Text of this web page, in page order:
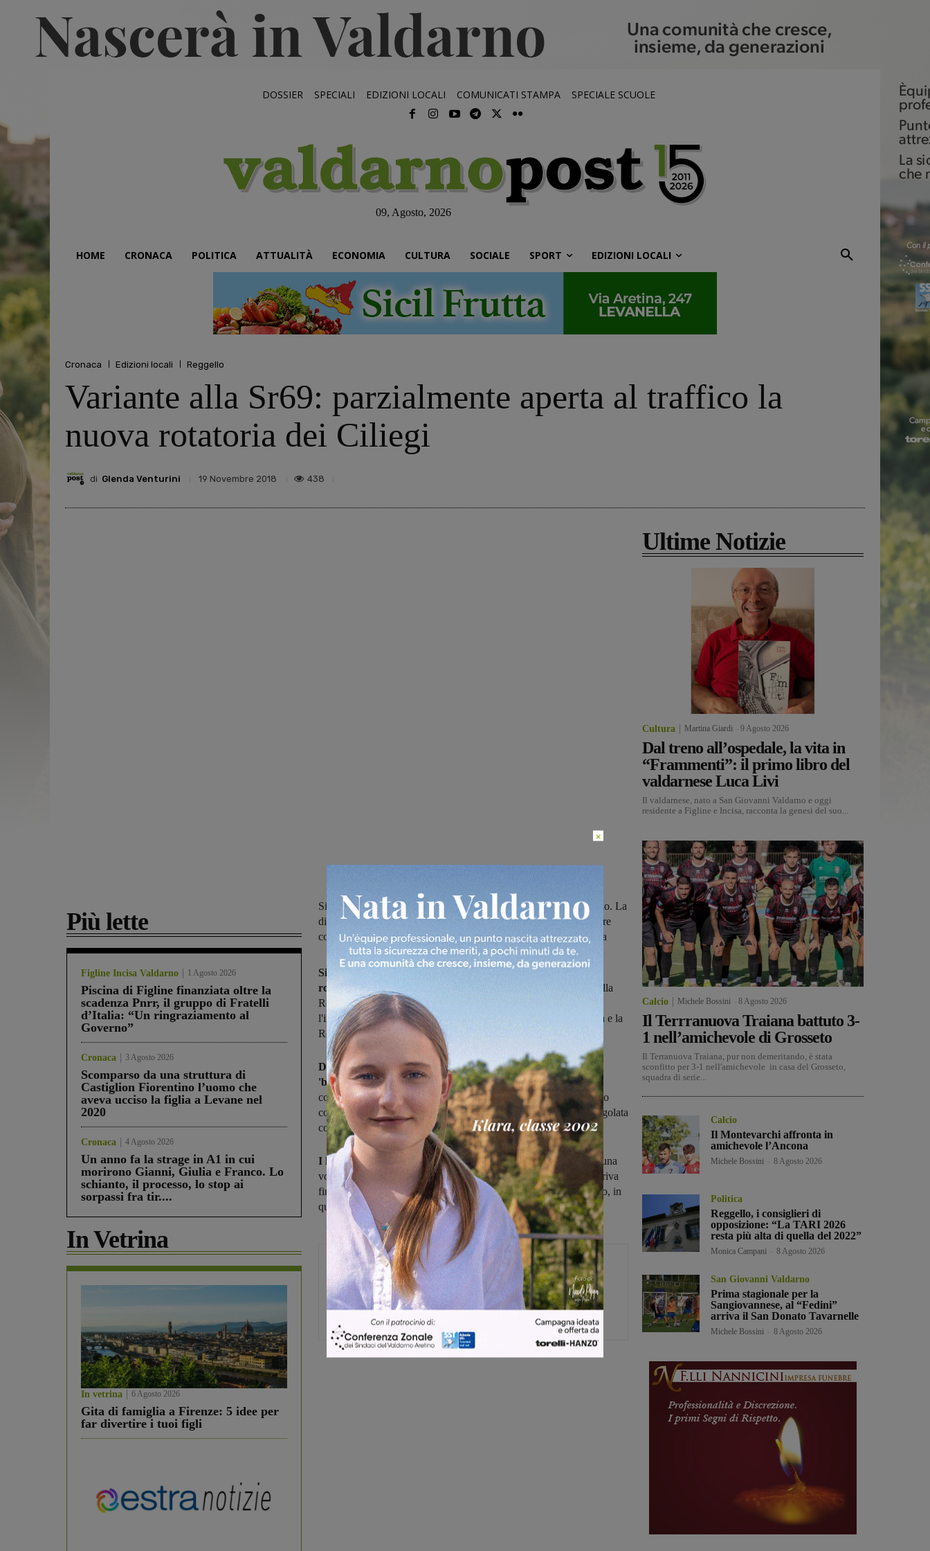
DOSSIER SPECIALI EDIZIONI LOCALI COMUNICATI STAMPA SPECIALE SCUOLE
09, Agosto, 2026
HOME CRONACA POLITICA ATTUALITÀ ECONOMIA CULTURA SOCIALE SPORT EDIZIONI LOCALI
Cronaca Edizioni locali Reggello
Variante alla Sr69: parzialmente aperta al traffico la
nuova rotatoria dei Ciliegi
di Glenda Venturini 19 Novembre 2018 438
Più lette
Figline Incisa Valdarno 1 Agosto 2026
Piscina di Figline finanziata oltre la
scadenza Pnrr, il gruppo di Fratelli
d’Italia: “Un ringraziamento al
Governo”
Cronaca 3 Agosto 2026
Scomparso da una struttura di
Castiglion Fiorentino l’uomo che
aveva ucciso la figlia a Levane nel
2020
Cronaca 4 Agosto 2026
Un anno fa la strage in A1 in cui
morirono Gianni, Giulia e Franco. Lo
schianto, il processo, lo stop ai
sorpassi fra tir....
In Vetrina
In vetrina 6 Agosto 2026
Gita di famiglia a Firenze: 5 idee per
far divertire i tuoi figli
Si tratta del cantiere per la Variante alla Sr69 in Valdarno fiorentino. La
ditta ha completato una parte della nuova rotatoria e, per proseguire
con i lavori, da oggi ha aperto al traffico un ‘braccio’ della rotonda
Si delinea chiaramente, in questi giorni, la forma della nuova
rotatoria dei Ciliegi, prima opera del primo lotto della Variante alla
Regionale69 in Valdarno fiorentino. La rotonda andrà a sostituire
l'incrocio oggi esistente fra la strada che proviene da Pian di Rona e la
Regionale, snodo di code e spesso anche di incidenti.
Da oggi la ditta che esegue i lavori ha aperto al traffico un
'braccio'della rotatoria, per liberare così lo spazio necessario a
continuare con il cantiere sull'altra metà della rotonda. Al momento
comunque la circolazione stradale, in via temporanea, è ancora regolata
come un incrocio.
I lavori erano iniziati alla fine di maggio, proprio dai Ciliegi:una
volta completata la rotatoria sarà il turno del tratto di strada che arriva
fino a Le Coste, per circa 1 chilometro e 400 metri. Nel complesso, in
questo lotto sono stati investiti quasi 4 milioni di euro.
Glenda Venturini
Capo redattore
Ultime Notizie
Cultura Martina Giardi 9 Agosto 2026
Dal treno all’ospedale, la vita in
“Frammenti”: il primo libro del
valdarnese Luca Livi
Il valdarnese, nato a San Giovanni Valdarno e oggi
residente a Figline e Incisa, racconta la genesi del suo...
Calcio Michele Bossini 8 Agosto 2026
Il Terrranuova Traiana battuto 3-
1 nell’amichevole di Grosseto
Il Terranuova Traiana, pur non demeritando, è stata
sconfitto per 3-1 nell'amichevole in casa del Grosseto,
squadra di serie...
Calcio
Il Montevarchi affronta in
amichevole l’Ancona
Michele Bossini 8 Agosto 2026
Politica
Reggello, i consiglieri di
opposizione: “La TARI 2026
resta più alta di quella del 2022”
Monica Campani 8 Agosto 2026
San Giovanni Valdarno
Prima stagionale per la
Sangiovannese, al “Fedini”
arriva il San Donato Tavarnelle
Michele Bossini 8 Agosto 2026
×